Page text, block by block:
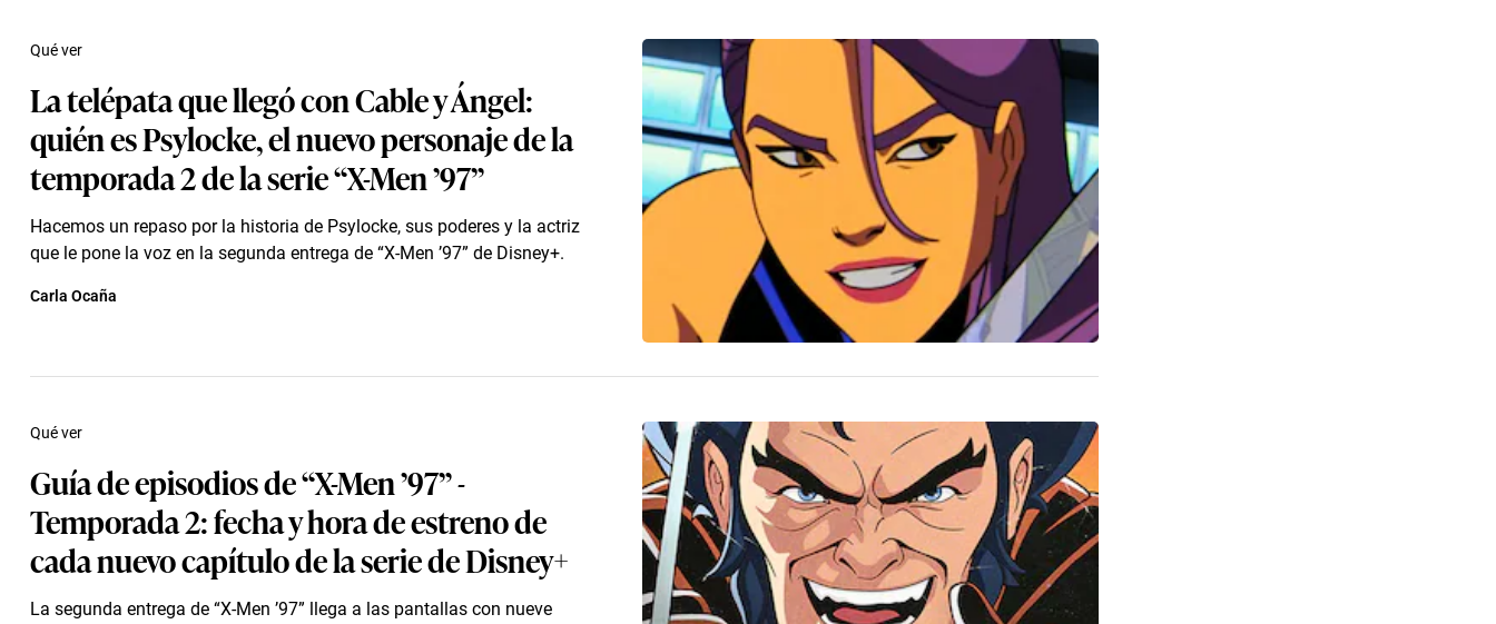
La telépata que llegó con Cable y Ángel:
quién es Psylocke, el nuevo personaje de la
temporada 2 de la serie “X-Men ’97”
Hacemos un repaso por la historia de Psylocke, sus poderes y la actriz
que le pone la voz en la segunda entrega de “X-Men ’97” de Disney+.
Qué ver
Carla Ocaña
Guía de episodios de “X-Men ’97” -
Temporada 2: fecha y hora de estreno de
cada nuevo capítulo de la serie de Disney+
La segunda entrega de “X-Men ’97” llega a las pantallas con nueve
Qué ver